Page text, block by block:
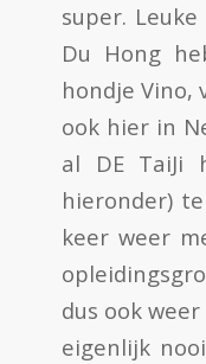
super.
Du Hong
hondje Vino,
ook hier in
al DE TaiJi
hieronder)
keer weer
dus ook
eigenlijk